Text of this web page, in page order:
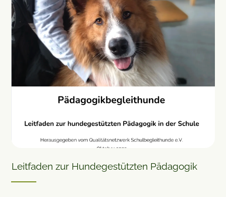
Leitfaden zur Hundegestützten Pädagogik